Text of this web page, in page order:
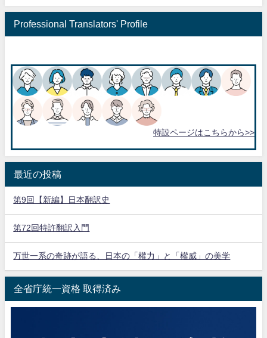
Professional Translators' Profile
特設ページはこちらから>>
最近の投稿
第9回【新編】日本翻訳史
第72回特許翻訳入門
万世一系の奇跡が語る、日本の「權力」と「權威」の美学
全省庁統一資格 取得済み